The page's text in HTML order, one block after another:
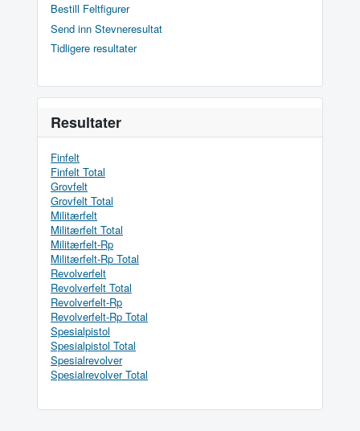
Bestill Feltfigurer
Send inn Stevneresultat
Tidligere resultater
Resultater
Finfelt
Finfelt Total
Grovfelt
Grovfelt Total
Militærfelt
Militærfelt Total
Militærfelt-Rp
Militærfelt-Rp Total
Revolverfelt
Revolverfelt Total
Revolverfelt-Rp
Revolverfelt-Rp Total
Spesialpistol
Spesialpistol Total
Spesialrevolver
Spesialrevolver Total